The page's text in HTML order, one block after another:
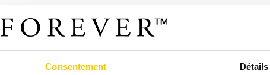
Consentement Détails